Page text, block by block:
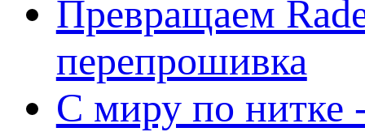
Превращаем
перепрошивка
С миру по нитке